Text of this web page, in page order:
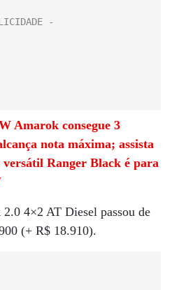
Amarok consegue 3
nota máxima; assista
Ranger Black é para
4×2 AT Diesel passou de
(+ R$ 18.910).